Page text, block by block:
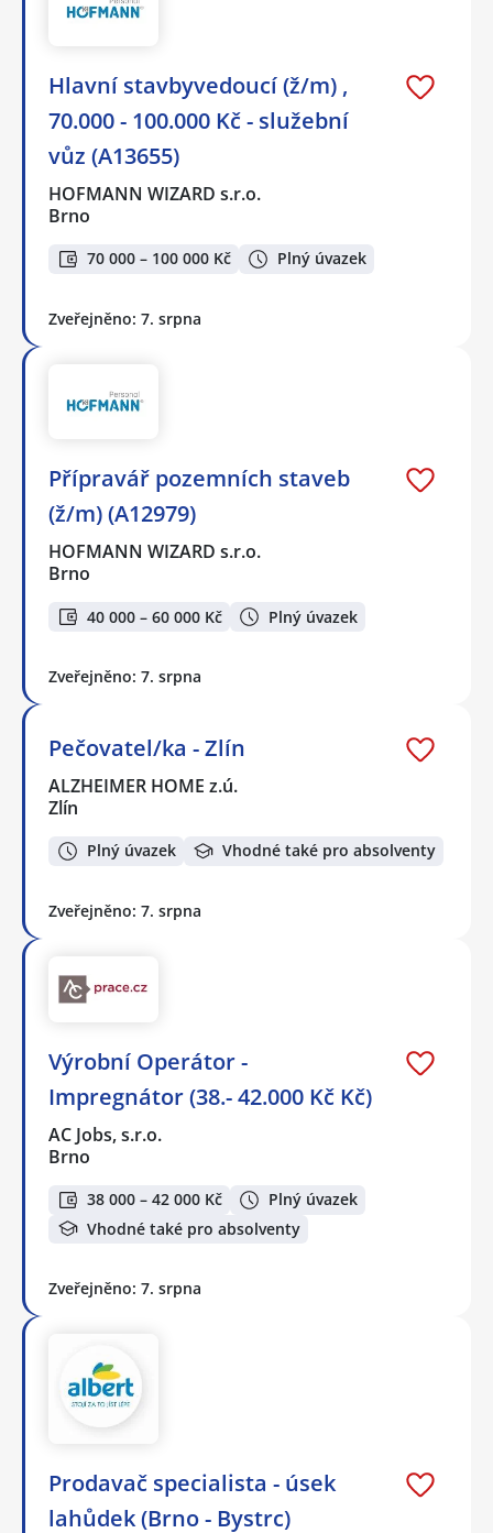
Hlavní stavbyvedoucí (ž/m) ,
70.000 - 100.000 Kč - služební
vůz (A13655)
HOFMANN WIZARD s.r.o.
Brno
70 000 – 100 000 Kč Plný úvazek
Zveřejněno: 7. srpna
Přípravář pozemních staveb
(ž/m) (A12979)
HOFMANN WIZARD s.r.o.
Brno
40 000 – 60 000 Kč Plný úvazek
Zveřejněno: 7. srpna
Pečovatel/ka - Zlín
ALZHEIMER HOME z.ú.
Zlín
Plný úvazek Vhodné také pro absolventy
Zveřejněno: 7. srpna
Výrobní Operátor -
Impregnátor (38.- 42.000 Kč Kč)
AC Jobs, s.r.o.
Brno
38 000 – 42 000 Kč
Plný úvazek
Vhodné také pro absolventy
Zveřejněno: 7. srpna
Prodavač specialista - úsek
lahůdek (Brno - Bystrc)